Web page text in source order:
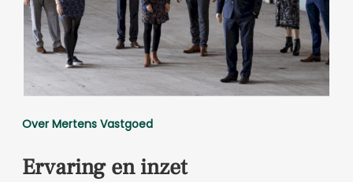
Over Mertens Vastgoed
Ervaring en inzet